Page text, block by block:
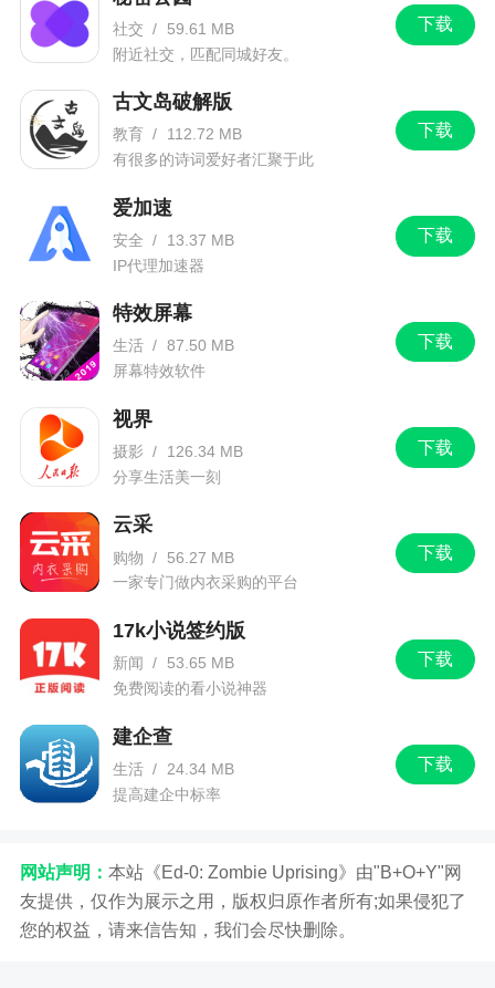
4、随时随地把握即时价格，不论是回收三元催
化，还是售出三元催化，都能随时随地了解盈利室
小编评价
1、该软件为用户提供了市面上门类齐全的汽车
品牌下旧三元催化报价价格表，在这里可以随时了
解到每一个三元催化器的回收价格，让用户可以掌
催化数据库，非常的方便
2、软件上汇集了大量的回收汽车的价格表，用
的最新动态，提高了自己的工作效率，节约了自己
的时间
更新日志
1、新增次卡服务
2、修复已知错误若干
下载
社交 /
59.61 MB
附近社交，匹配同城好友。
下载
古文岛破解版
教育 /
112.72 MB
有很多的诗词爱好者汇聚于此
下载
爱加速
安全 /
13.37 MB
IP代理加速器
下载
特效屏幕
生活 / 87.50 MB
屏幕特效软件
下载
视界
摄影 /
126.34 MB
分享生活美一刻
下载
云采
购物 /
56.27 MB
一家专门做内衣采购的平台
下载
17k小说签约版
新闻 /
53.65 MB
免费阅读的看小说神器
下载
建企查
生活 /
24.34 MB
提高建企中标率
网站声明： 本站《Ed-0: Zombie Uprising》由"B+O+Y"网
友提供，仅作为展示之用，版权归原作者所有;如果侵犯了
您的权益，请来信告知，我们会尽快删除。